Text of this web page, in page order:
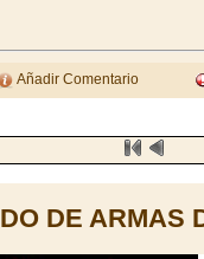
Añadir Comentario
DE ARMAS